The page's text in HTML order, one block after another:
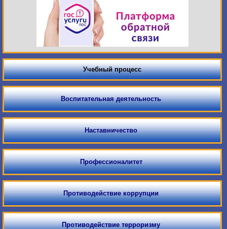
Учебный процесс
Воспитательная деятельность
Наставничество
Профессионалитет
Противодействие коррупции
Противодействие терроризму